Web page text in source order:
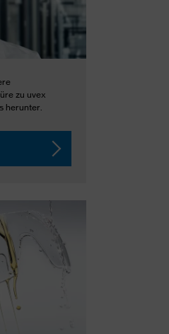
zu uvex
herunter.